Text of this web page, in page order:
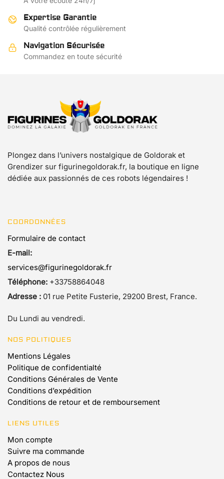
choisies
sur
la
Expertise Garantie
Qualité contrôlée régulièrement
Navigation Sécurisée
Commandez en toute sécurité
Plongez dans l’univers nostalgique de Goldorak et
Grendizer sur figurinegoldorak.fr, la boutique en ligne
dédiée aux passionnés de ces robots légendaires !
COORDONNÉES
Formulaire de contact
E-mail:
services@figurinegoldorak.fr
Téléphone: +33758864048
Adresse : 01 rue Petite Fusterie, 29200 Brest, France.
Du Lundi au vendredi.
NOS POLITIQUES
Mentions Légales
Politique de confidentialté
Conditions Générales de Vente
Conditions d’expédition
Conditions de retour et de remboursement
LIENS UTILES
Mon compte
Suivre ma commande
A propos de nous
Contactez Nous